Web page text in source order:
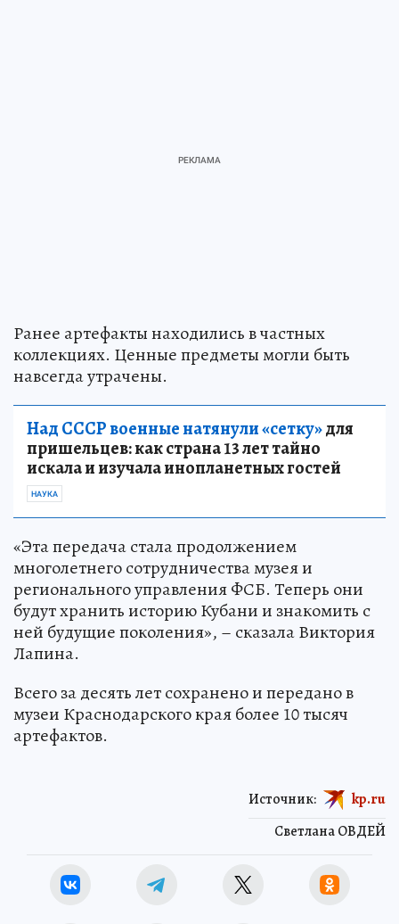
Ранее артефакты находились в частных
коллекциях. Ценные предметы могли быть
навсегда утрачены.
Над СССР военные натянули «сетку»для
пришельцев: как страна 13 лет тайно
искала и изучала инопланетных гостей
НАУКА
«Эта передача стала продолжением
многолетнего сотрудничества музея и
регионального управления ФСБ. Теперь они
будут хранить историю Кубани и знакомить с
ней будущие поколения», – сказала Виктория
Лапина.
Всего за десять лет сохранено и передано в
музеи Краснодарского края более 10 тысяч
артефактов.
Светлана ОВДЕЙ
Источник: kp.ru